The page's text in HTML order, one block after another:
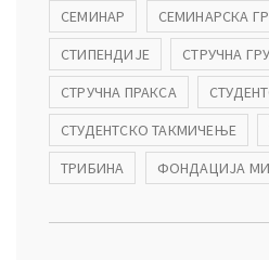
СЕМИНАР
СЕМИНАРСКА
СТИПЕНДИЈЕ
СТРУЧНА
СТРУЧНА ПРАКСА
СТУДЕНТСКО ТАКМИЧЕЊЕ
ТРИБИНА
ФОНДАЦИЈА